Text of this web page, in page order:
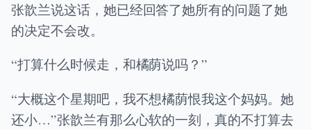
张歆兰说这话，她已经回答了她所有的问题了她
的决定不会改。
“打算什么时候走，和橘荫说吗？”
“大概这个星期吧，我不想橘荫恨我这个妈妈。她
还小…”张歆兰有那么心软的一刻，真的不打算去